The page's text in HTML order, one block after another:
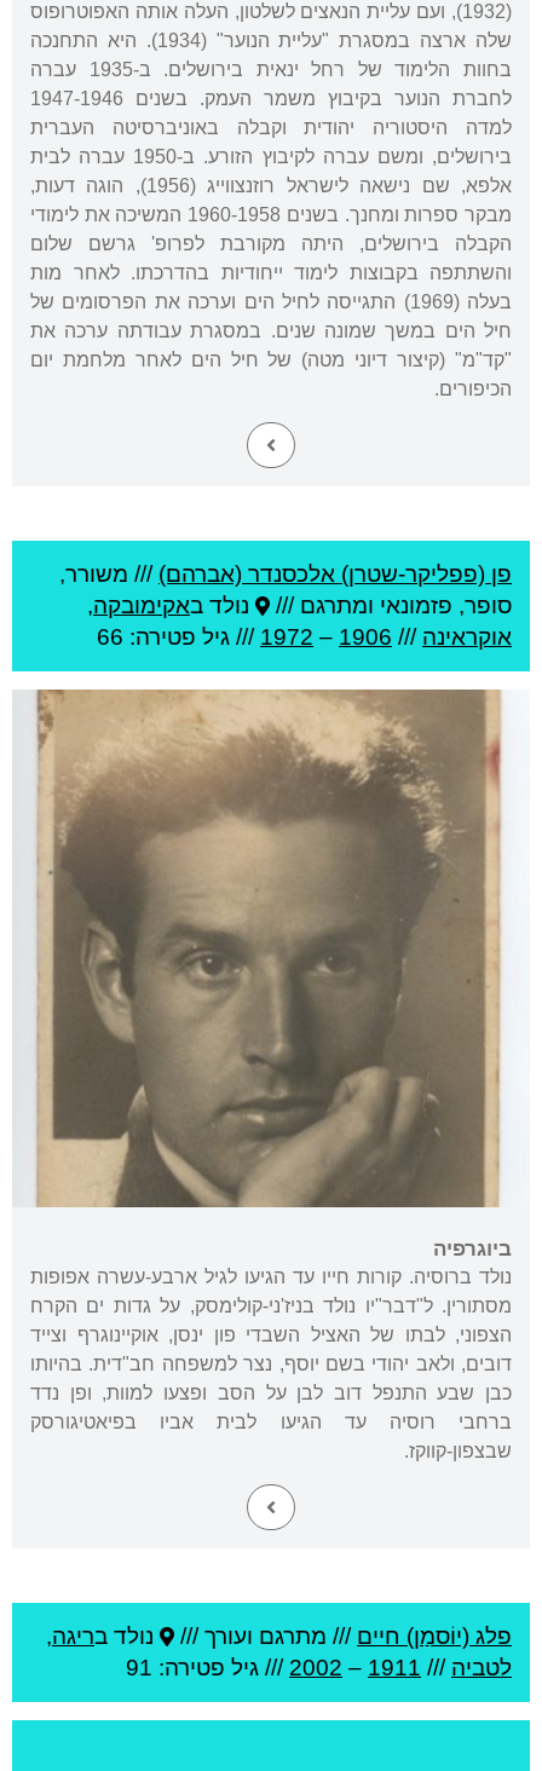
(1932), ועם עליית הנאצים לשלטון, העלה אותה האפוטרופוס
שלה ארצה במסגרת "עליית הנוער" (1934). היא התחנכה
בחוות הלימוד של רחל ינאית בירושלים. ב-1935 עברה
לחברת הנוער בקיבוץ משמר העמק. בשנים 1947-1946
למדה היסטוריה יהודית וקבלה באוניברסיטה העברית
בירושלים, ומשם עברה לקיבוץ הזורע. ב-1950 עברה לבית
אלפא, שם נישאה לישראל רוזנצווייג (1956), הוגה דעות,
מבקר ספרות ומחנך. בשנים 1960-1958 המשיכה את לימודי
הקבלה בירושלים, היתה מקורבת לפרופ' גרשם שלום
והשתתפה בקבוצות לימוד ייחודיות בהדרכתו. לאחר מות
בעלה (1969) התגייסה לחיל הים וערכה את הפרסומים של
חיל הים במשך שמונה שנים. במסגרת עבודתה ערכה את
"קד"מ" (קיצור דיוני מטה) של חיל הים לאחר מלחמת יום
הכיפורים.
פן (פפליקר-שטרן) אלכסנדר (אברהם) /// משורר,
סופר, פזמונאי ומתרגם ///
נולד באקימובקה,
אוקראינה ///
1906
–
1972 /// גיל פטירה: 66
ביוגרפיה
נולד ברוסיה. קורות חייו עד הגיעו לגיל ארבע-עשרה אפופות
מסתורין. ל"דבר"יו נולד בניז'ני-קולימסק, על גדות ים הקרח
הצפוני, לבתו של האציל השבדי פון ינסן, אוקיינוגרף וצייד
דובים, ולאב יהודי בשם יוסף, נצר למשפחה חב"דית. בהיותו
כבן שבע התנפל דוב לבן על הסב ופצעו למוות, ופן נדד
ברחבי רוסיה עד הגיעו לבית אביו בפיאטיגורסק
שבצפון-קווקז.
פלג (יוֹסמַן) חיים /// מתרגם ועורך /// נולד בריגה,
לטביה ///
1911
–
2002 /// גיל פטירה: 91